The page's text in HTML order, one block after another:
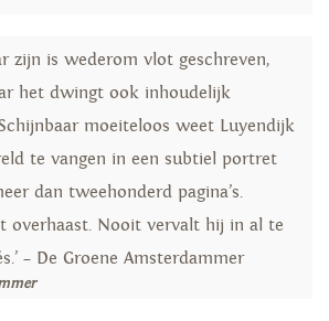
zijn is wederom vlot geschreven,
het dwingt ook inhoudelijk
moeiteloos weet Luyendijk
te vangen in een subtiel portret
dan tweehonderd pagina’s.
overhaast. Nooit vervalt hij in al te
– De Groene Amsterdammer